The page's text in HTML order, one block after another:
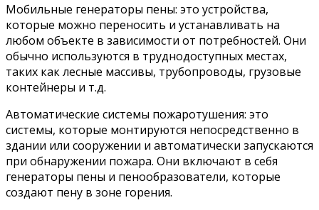
Мобильные генераторы пены: это устройства,
которые можно переносить и устанавливать на
любом объекте в зависимости от потребностей. Они
обычно используются в труднодоступных местах,
таких как лесные массивы, трубопроводы, грузовые
контейнеры и т.д.
Автоматические системы пожаротушения: это
системы, которые монтируются непосредственно в
здании или сооружении и автоматически запускаются
при обнаружении пожара. Они включают в себя
генераторы пены и пенообразователи, которые
создают пену в зоне горения.